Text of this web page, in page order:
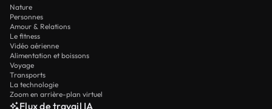
Nature
Personnes
Amour & Relations
Le fitness
Vidéo aérienne
Alimentation et boissons
Voyage
Transports
La technologie
Zoom en arrière-plan virtuel
Flux de travail IA